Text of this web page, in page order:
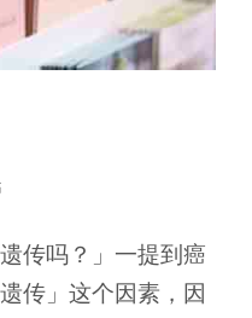
传吗？」一提到癌
传」这个因素，因